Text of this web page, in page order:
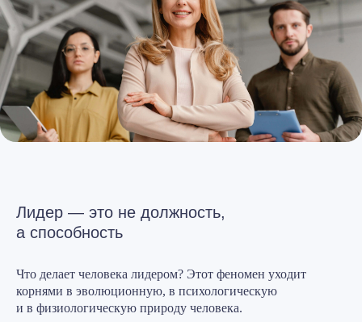
Лидер — это не должность,
а способность
Что делает человека лидером? Этот феномен уходит
корнями в эволюционную, в психологическую
и в физиологическую природу человека.